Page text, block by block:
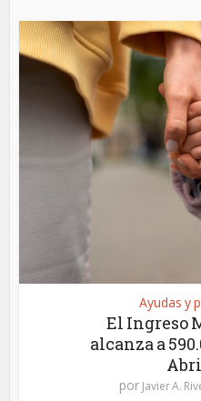
Ayudas y
El Ingreso
alcanza a
por Javier A.